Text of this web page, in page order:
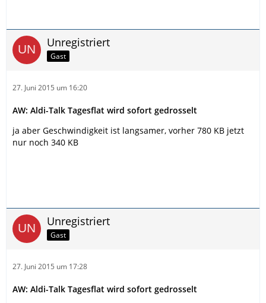
Unregistriert
Gast
27. Juni 2015 um 16:20
AW: Aldi-Talk Tagesflat wird sofort gedrosselt
ja aber Geschwindigkeit ist langsamer, vorher 780 KB jetzt
nur noch 340 KB
Unregistriert
Gast
27. Juni 2015 um 17:28
AW: Aldi-Talk Tagesflat wird sofort gedrosselt